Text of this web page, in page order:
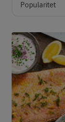
Popularitet